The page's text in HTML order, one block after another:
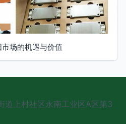
场的机遇与价值
道上村社区永南工业区A区第3